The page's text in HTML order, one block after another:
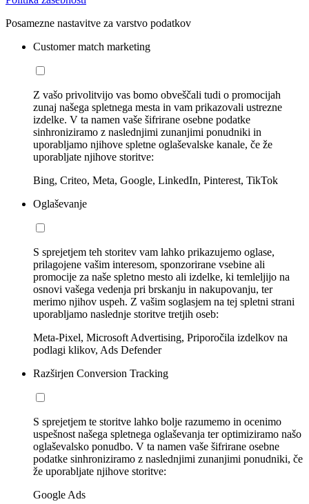
Posamezne nastavitve za varstvo podatkov
Customer match marketing
Z vašo privolitvijo vas bomo obveščali tudi o promocijah
zunaj našega spletnega mesta in vam prikazovali ustrezne
izdelke. V ta namen vaše šifrirane osebne podatke
sinhroniziramo z naslednjimi zunanjimi ponudniki in
uporabljamo njihove spletne oglaševalske kanale, če že
uporabljate njihove storitve:
Bing, Criteo, Meta, Google, LinkedIn, Pinterest, TikTok
Oglaševanje
S sprejetjem teh storitev vam lahko prikazujemo oglase,
prilagojene vašim interesom, sponzorirane vsebine ali
promocije za naše spletno mesto ali izdelke, ki temleljijo na
osnovi vašega vedenja pri brskanju in nakupovanju, ter
merimo njihov uspeh. Z vašim soglasjem na tej spletni strani
uporabljamo naslednje storitve tretjih oseb:
Meta-Pixel, Microsoft Advertising, Priporočila izdelkov na
podlagi klikov, Ads Defender
Razširjen Conversion Tracking
S sprejetjem te storitve lahko bolje razumemo in ocenimo
uspešnost našega spletnega oglaševanja ter optimiziramo našo
oglaševalsko ponudbo. V ta namen vaše šifrirane osebne
podatke sinhroniziramo z naslednjimi zunanjimi ponudniki, če
že uporabljate njihove storitve:
Google Ads